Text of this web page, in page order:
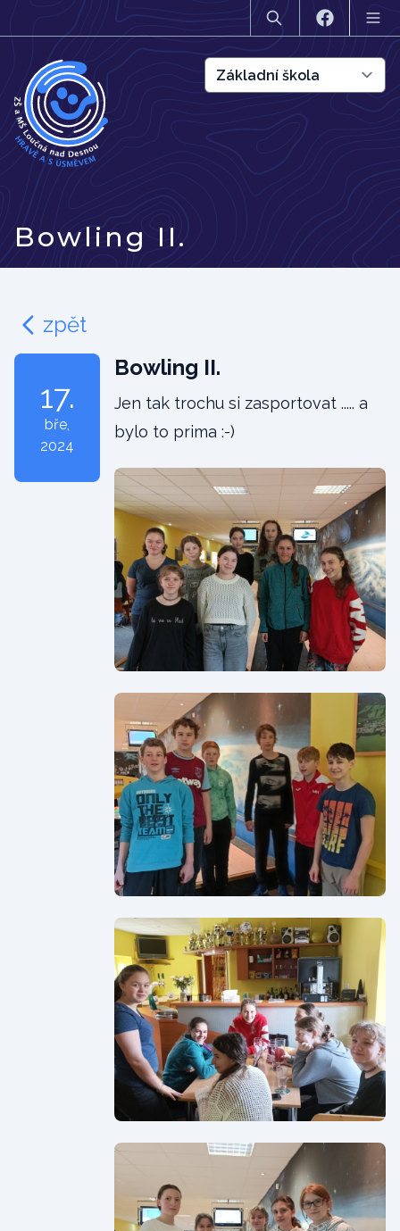
Bowling II.
zpět
17.
bře,
2024
Bowling II.
Jen tak trochu si zasportovat ..... a
bylo to prima :-)